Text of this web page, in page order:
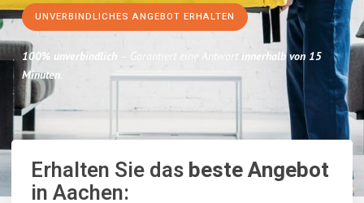
UNVERBINDLICHES ANGEBOT ERHALTEN
100% unverbindlich – Garantiert eine Antwort innerhalb von 15
Minuten.
Erhalten Sie dasbeste Angebot
in Aachen: